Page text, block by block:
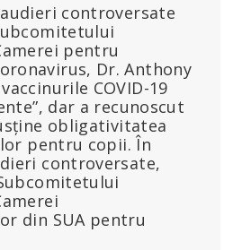
controversate
pentru
Dr. Anthony
COVID-19
dar a recunoscut
obligativitatea
pentru copii. În
controversate,
din SUA pentru